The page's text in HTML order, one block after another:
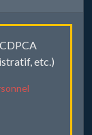
etc.)